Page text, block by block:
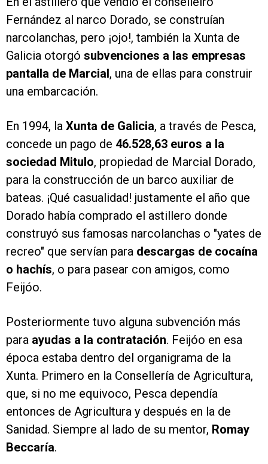
Fernández al narco Dorado, se construían
narcolanchas, pero ¡ojo!, también la Xunta de
Galicia otorgó subvenciones a las empresas
pantalla de Marcial, una de ellas para construir
una embarcación.
En 1994, la Xunta de Galicia, a través de Pesca,
concede un pago de 46.528,63 euros a la
sociedad Mitulo, propiedad de Marcial Dorado,
para la construcción de un barco auxiliar de
bateas. ¡Qué casualidad! justamente el año que
Dorado había comprado el astillero donde
construyó sus famosas narcolanchas o "yates de
recreo" que servían para descargas de cocaína
o hachís, o para pasear con amigos, como
Feijóo.
Posteriormente tuvo alguna subvención más
para ayudas a la contratación. Feijóo en esa
época estaba dentro del organigrama de la
Xunta. Primero en la Consellería de Agricultura,
que, si no me equivoco, Pesca dependía
entonces de Agricultura y después en la de
Sanidad. Siempre al lado de su mentor, Romay
Beccaría.